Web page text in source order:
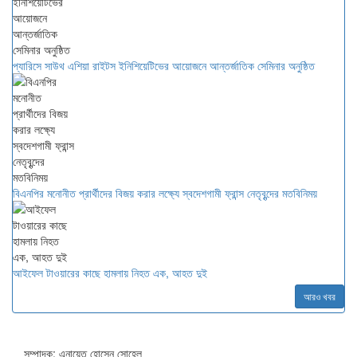
প্যারিসে সাউথ এশিয়া রাইটস ইনিশিয়েটিভের আয়োজনে আন্তর্জাতিক সেমিনার অনুষ্ঠিত
বিএনপির মনোনীত প্রার্থীদের বিজয় করার লক্ষ্যে স্বদেশগামী ফ্রান্স নেতৃবৃন্দের মতবিনিময়
আইফেল টাওয়ারের কাছে হামলায় নিহত এক, আহত দুই
আরও খবর
সম্পাদক: এনায়েত হোসেন সোহেল